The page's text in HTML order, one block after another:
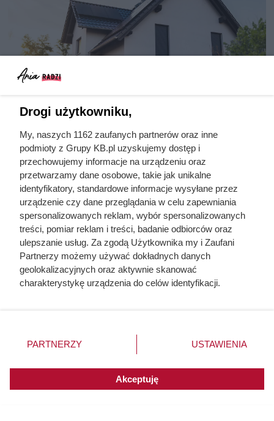
Po 15 latach zdjęli fragment
elewacji. To, co zastali pod
styropianem, zaskoczyło nawet
wykonawcę
Drogi użytkowniku,
My, naszych 1162 zaufanych partnerów oraz inne
podmioty z Grupy KB.pl uzyskujemy dostęp i
przechowujemy informacje na urządzeniu oraz
przetwarzamy dane osobowe, takie jak unikalne
identyfikatory, standardowe informacje wysyłane przez
urządzenie czy dane przeglądania w celu zapewniania
spersonalizowanych reklam, wybór spersonalizowanych
treści, pomiar reklam i treści, badanie odbiorców oraz
ulepszanie usług. Za zgodą Użytkownika my i Zaufani
Partnerzy możemy używać dokładnych danych
geolokalizacyjnych oraz aktywnie skanować
charakterystykę urządzenia do celów identyfikacji.
zmienić/wycofać klikając przycisk ustawień prywatności
znajdujący się w lewym dolnym rogu strony. Niektóre
użytkownika, ale masz prawo sprzeciwić się takiemu
przetwarzaniu. Preferencje będą miały zastosowania do
PARTNERZY USTAWIENIA
Akceptuję